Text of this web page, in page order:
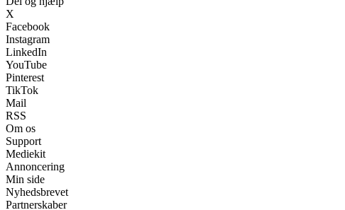
X
Facebook
Instagram
LinkedIn
YouTube
Pinterest
TikTok
Mail
RSS
Om os
Support
Mediekit
Annoncering
Min side
Nyhedsbrevet
Partnerskaber